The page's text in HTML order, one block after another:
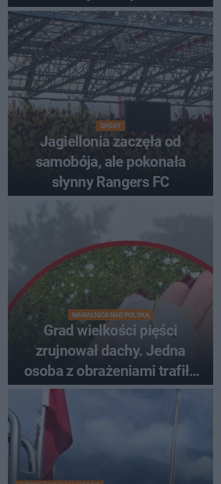
SPORT
Jagiellonia zaczęła od
samobója, ale pokonała
słynny Rangers FC
NAWAŁNICA NAD POLSKĄ
Grad wielkości pięści
zrujnował dachy. Jedna
osoba z obrażeniami trafiła
do szpitala